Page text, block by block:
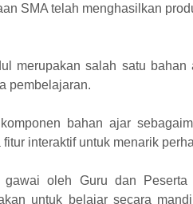
SMA telah menghasilkan
merupakan salah satu
pembelajaran.
bahan ajar
interaktif untuk menarik
oleh Guru dan
untuk belajar secara